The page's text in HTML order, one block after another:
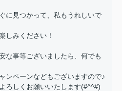
に見つかって、私もうれしいで
しみください！
な事等ございましたら、何でも
ンペーンなどもございますので♪
ろしくお願いいたします(#^^#)